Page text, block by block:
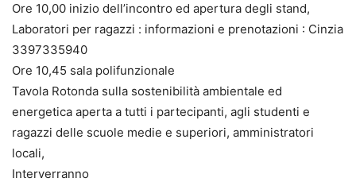
Ore 10,00 inizio dell’incontro ed apertura degli stand,
Laboratori per ragazzi : informazioni e prenotazioni : Cinzia
3397335940
Ore 10,45 sala polifunzionale
Tavola Rotonda sulla sostenibilità ambientale ed
energetica aperta a tutti i partecipanti, agli studenti e
ragazzi delle scuole medie e superiori, amministratori
locali,
Interverranno